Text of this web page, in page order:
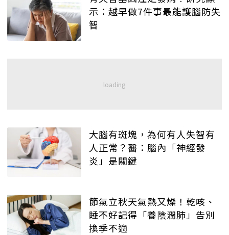
示：越早做7件事最能護腦防失
智
大腦有斑塊，為何有人失智有
人正常？醫：腦內「神經發
炎」是關鍵
節氣立秋天氣熱又燥！乾咳、
睡不好記得「養陰潤肺」告別
換季不適